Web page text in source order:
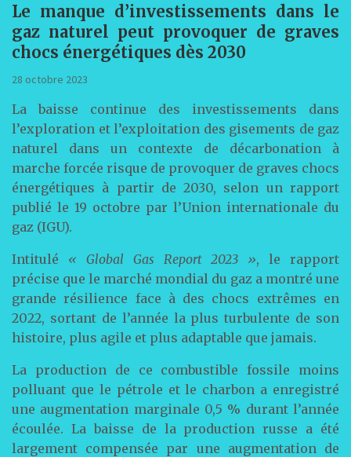
Le manque d’investissements dans le
gaz naturel peut provoquer de graves
chocs énergétiques dès 2030
28 octobre 2023
La baisse continue des investissements dans
l’exploration et l’exploitation des gisements de gaz
naturel dans un contexte de décarbonation à
marche forcée risque de provoquer de graves chocs
énergétiques à partir de 2030, selon un rapport
publié le 19 octobre par l’Union internationale du
gaz (IGU).
Intitulé « Global Gas Report 2023 », le rapport
précise que le marché mondial du gaz a montré une
grande résilience face à des chocs extrêmes en
2022, sortant de l’année la plus turbulente de son
histoire, plus agile et plus adaptable que jamais.
La production de ce combustible fossile moins
polluant que le pétrole et le charbon a enregistré
une augmentation marginale 0,5 % durant l’année
écoulée. La baisse de la production russe a été
largement compensée par une augmentation de